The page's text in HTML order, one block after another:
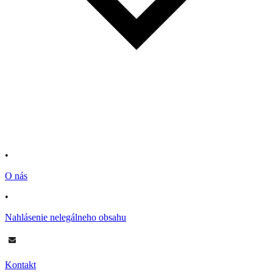
•
O nás
•
Nahlásenie nelegálneho obsahu
Kontakt